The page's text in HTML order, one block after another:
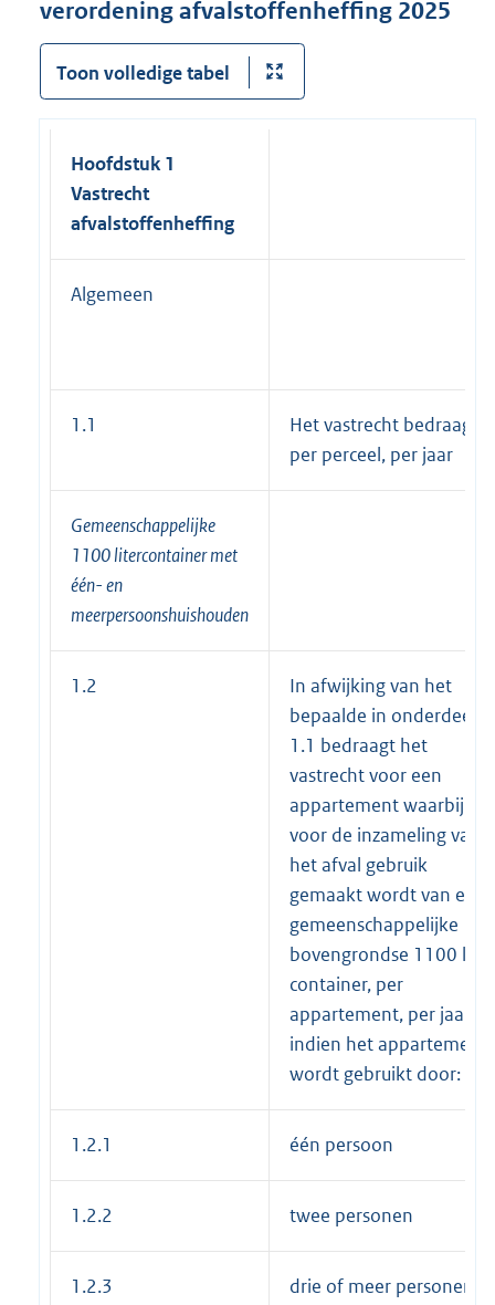
verordening afvalstoffenheffing 2025
Toon volledige tabel
Hoofdstuk 1
Vastrecht
afvalstoffenheffing
Algemeen
1.1
Het vastrecht bedraagt
per perceel, per jaar
Gemeenschappelijke
1100 litercontainer met
één- en
meerpersoonshuishouden
1.2
In afwijking van het
bepaalde in onderdeel
1.1 bedraagt het
vastrecht voor een
appartement waarbij
voor de inzameling van
het afval gebruik
gemaakt wordt van een
gemeenschappelijke
bovengrondse 1100 liter
container, per
appartement, per jaar,
indien het appartement
wordt gebruikt door:
1.2.1 één persoon
1.2.2 twee personen
1.2.3 drie of meer personen